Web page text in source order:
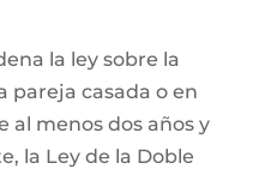
la ley sobre la
pareja casada o en
menos dos años y
la Ley de la Doble